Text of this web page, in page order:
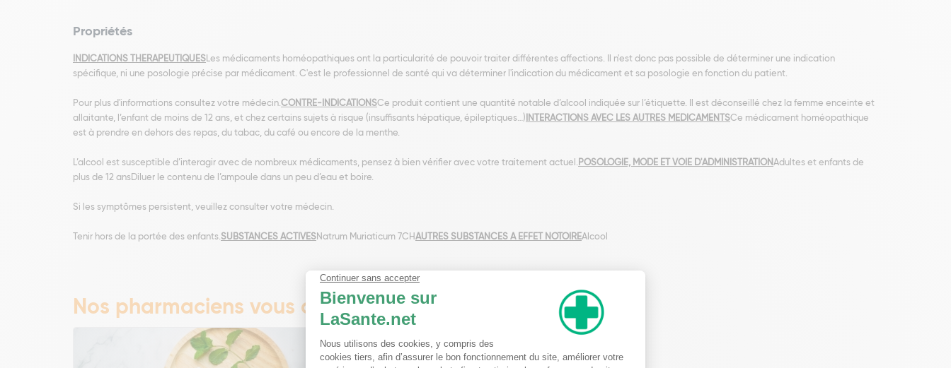
Propriétés
INDICATIONS THERAPEUTIQUESLes médicaments homéopathiques ont la particularité de pouvoir traiter différentes affections. Il n'est donc pas possible de déterminer une indication
spécifique, ni une posologie précise par médicament. C'est le professionnel de santé qui va déterminer l'indication du médicament et sa posologie en fonction du patient.
Pour plus d'informations consultez votre médecin.CONTRE-INDICATIONSCe produit contient une quantité notable d’alcool indiquée sur l’étiquette. Il est déconseillé chez la femme enceinte et
allaitante, l’enfant de moins de 12 ans, et chez certains sujets à risque (insuffisants hépatique, épileptiques…) INTERACTIONS AVEC LES AUTRES MEDICAMENTSCe médicament homéopathique
est à prendre en dehors des repas, du tabac, du café ou encore de la menthe.
L’alcool est susceptible d’interagir avec de nombreux médicaments, pensez à bien vérifier avec votre traitement actuel. POSOLOGIE, MODE ET VOIE D'ADMINISTRATIONAdultes et enfants de
plus de 12 ansDiluer le contenu de l’ampoule dans un peu d’eau et boire.
Si les symptômes persistent, veuillez consulter votre médecin.
Tenir hors de la portée des enfants.SUBSTANCES ACTIVESNatrum Muriaticum 7CHAUTRES SUBSTANCES A EFFET NOTOIREAlcool
Nos pharmaciens vous conseillent